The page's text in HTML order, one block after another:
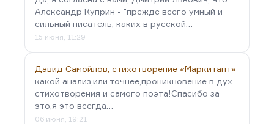
Александр Куприн - "прежде всего умный и
сильный писатель, каких в русской…
15 июня, 11:29
Давид Самойлов, стихотворение «Маркитант»
какой анализ,или точнее,проникновение в дух
стихотворения и самого поэта!Спасибо за
это,я это всегда…
06 июня, 19:21